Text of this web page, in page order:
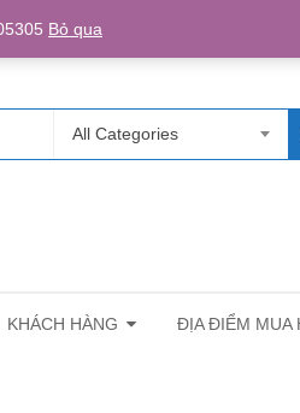
Login/Register
All Categories
KHÁCH HÀNG ĐỊA ĐIỂM MUA
Bỏ qua